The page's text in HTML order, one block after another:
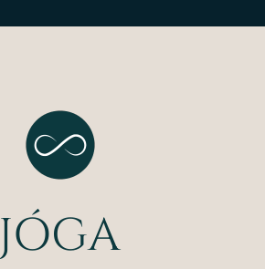
JÓGA